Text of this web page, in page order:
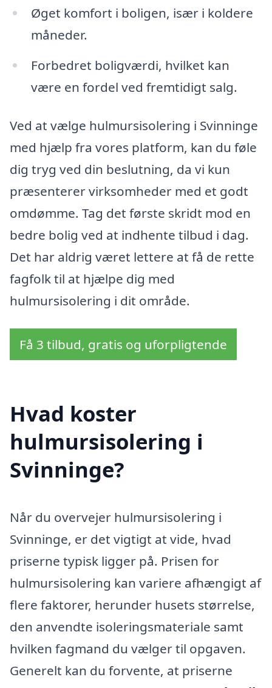
Øget komfort i boligen, især i koldere
måneder.
Forbedret boligværdi, hvilket kan
være en fordel ved fremtidigt salg.
Ved at vælge hulmursisolering i Svinninge
med hjælp fra vores platform, kan du føle
dig tryg ved din beslutning, da vi kun
præsenterer virksomheder med et godt
omdømme. Tag det første skridt mod en
bedre bolig ved at indhente tilbud i dag.
Det har aldrig været lettere at få de rette
fagfolk til at hjælpe dig med
hulmursisolering i dit område.
Få 3 tilbud, gratis og uforpligtende
Hvad koster
hulmursisolering i
Svinninge?
Når du overvejer hulmursisolering i
Svinninge, er det vigtigt at vide, hvad
priserne typisk ligger på. Prisen for
hulmursisolering kan variere afhængigt af
flere faktorer, herunder husets størrelse,
den anvendte isoleringsmateriale samt
hvilken fagmand du vælger til opgaven.
Generelt kan du forvente, at priserne